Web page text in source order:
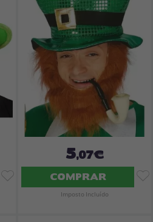
5,07€
COMPRAR
Imposto Incluído